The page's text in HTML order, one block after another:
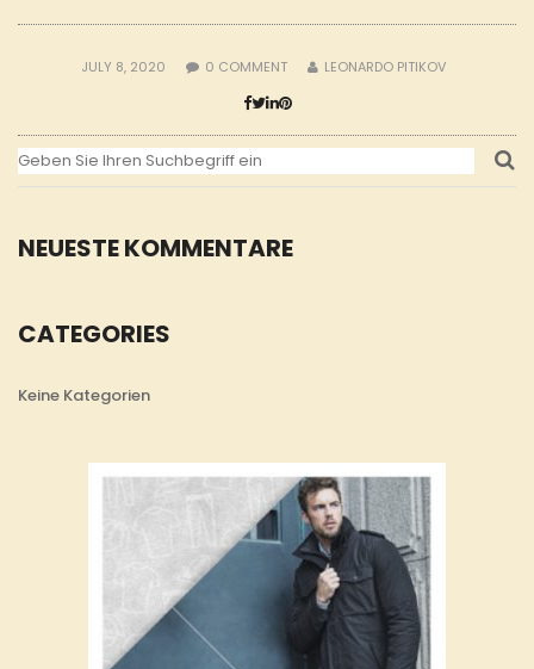
NEUESTE KOMMENTARE
CATEGORIES
Keine Kategorien
JULY 8, 2020 0 COMMENT LEONARDO PITIKOV